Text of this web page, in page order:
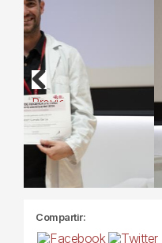
Previous
Compartir: